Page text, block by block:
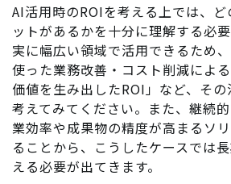
AI活用時のROIを考える上では、ど
ットがあるかを十分に理解する必
実に幅広い領域で活用できるため
使った業務改善・コスト削減によ
価値を生み出したROI」など、そ
考えてみてください。また、継続
業効率や成果物の精度が高まるソ
ることから、こうしたケースでは
える必要が出てきます。